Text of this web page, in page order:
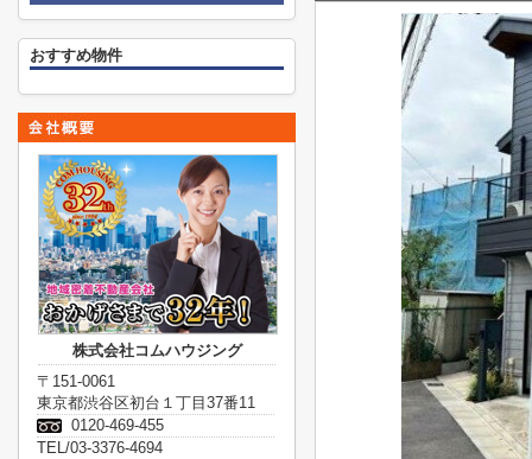
おすすめ物件
株式会社コムハウジング
〒151-0061
東京都渋谷区初台１丁目37番11
0120-469-455
TEL/03-3376-4694